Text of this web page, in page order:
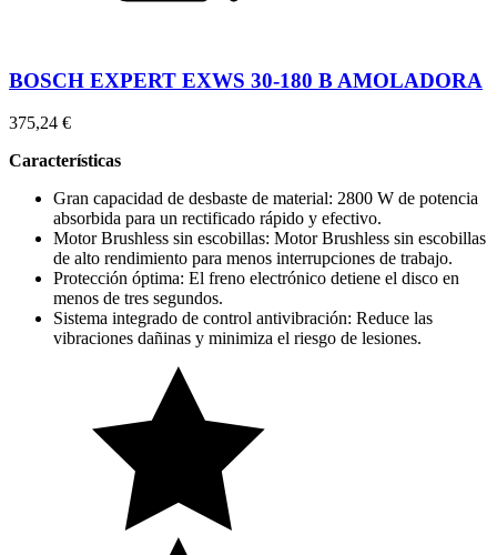
BOSCH EXPERT EXWS 30-180 B AMOLADORA
375,24 €
Características
Gran capacidad de desbaste de material: 2800 W de potencia
absorbida para un rectificado rápido y efectivo.
Motor Brushless sin escobillas: Motor Brushless sin escobillas
de alto rendimiento para menos interrupciones de trabajo.
Protección óptima: El freno electrónico detiene el disco en
menos de tres segundos.
Sistema integrado de control antivibración: Reduce las
vibraciones dañinas y minimiza el riesgo de lesiones.